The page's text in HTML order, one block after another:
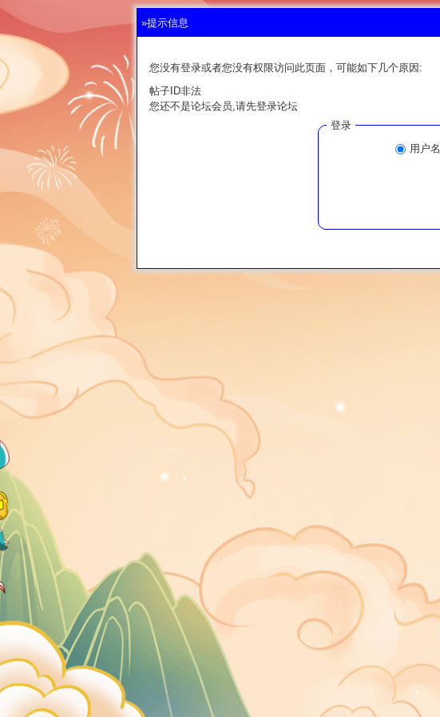
»提示信息
您没有登录或者您没有权限访问此页面，可能如下几个原因:
帖子ID非法
您还不是论坛会员,请先登录论坛
登录
用户名